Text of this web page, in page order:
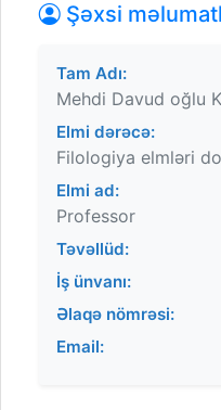
Şəxsi
Tam Adı:
Mehdi Davud oğlu
Elmi dərəcə:
Filologiya elmləri
Elmi ad:
Professor
Təvəllüd:
İş ünvanı:
Əlaqə nömrəsi:
Email: